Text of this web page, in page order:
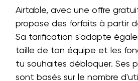
Airtable, avec une offre
propose des forfaits à partir
Sa tarification s'adapte
taille de ton équipe et les
tu souhaites débloquer. Ses
sont basés sur le nombre